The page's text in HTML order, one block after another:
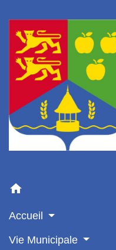
home
Accueil
Vie Municipale